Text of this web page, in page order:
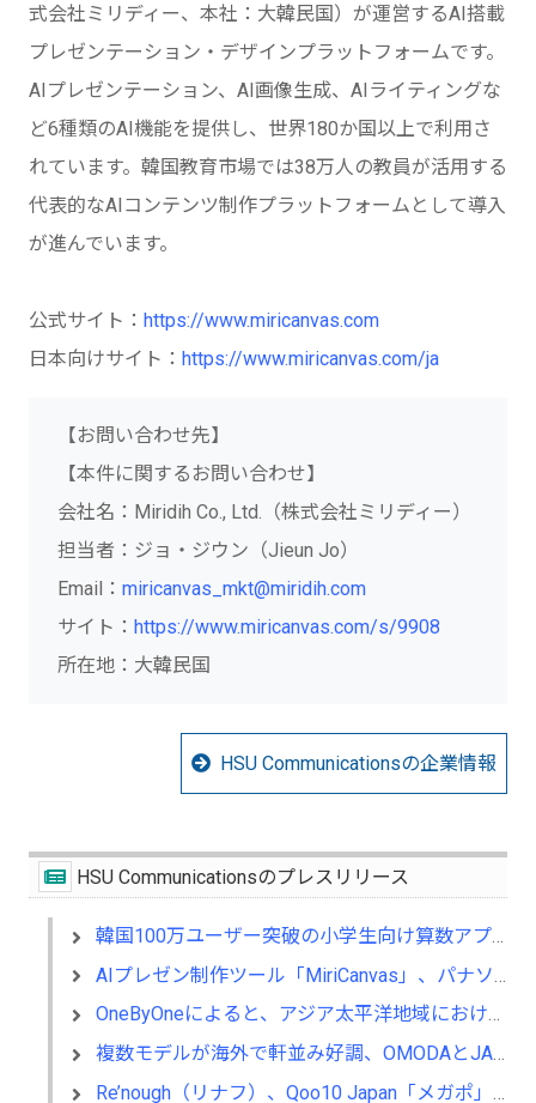
式会社ミリディー、本社：大韓民国）が運営するAI搭載
プレゼンテーション・デザインプラットフォームです。
AIプレゼンテーション、AI画像生成、AIライティングな
ど6種類のAI機能を提供し、世界180か国以上で利用さ
れています。韓国教育市場では38万人の教員が活用する
代表的なAIコンテンツ制作プラットフォームとして導入
が進んでいます。
公式サイト： https://www.miricanvas.com
日本向けサイト： https://www.miricanvas.com/ja
【お問い合わせ先】
【本件に関するお問い合わせ】
会社名：Miridih Co., Ltd.（株式会社ミリディー）
担当者：ジョ・ジウン（Jieun Jo）
Email： miricanvas_mkt@miridih.com
サイト： https://www.miricanvas.com/s/9908
所在地：大韓民国
HSU Communicationsの企業情報
HSU Communicationsのプレスリリース
韓国100万ユーザー突破の小学生向け算数アプリ 「さんすうフレンズ」、ついに日本上陸!
AIプレゼン制作ツール「MiriCanvas」、パナソニックEWネットワークスが約100名導入
OneByOneによると、アジア太平洋地域における次の倉庫ボトルネックは労働力ではなく、接続性である
複数モデルが海外で軒並み好調、OMODAとJAECOOが世界シェアを拡大中
Re’nough（リナフ）、Qoo10 Japan「メガポ」に参加…日本市場攻略を本格化